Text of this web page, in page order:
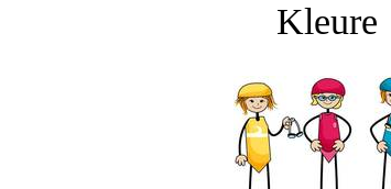
Kleure